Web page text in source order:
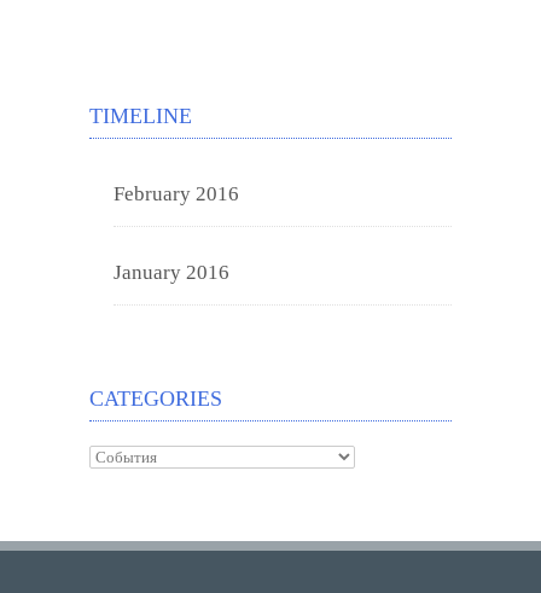
TIMELINE
February 2016
January 2016
CATEGORIES